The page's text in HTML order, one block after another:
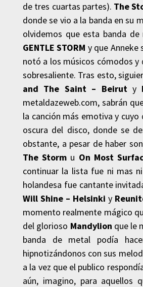
de tres cuartas partes). The
donde se vio a la banda en su
olvidemos que esta banda
GENTLE STORM y que Anneke
notó a los músicos cómodos
sobresaliente. Tras esto,
and The Saint – Beiruty
metaldazeweb.com, sabrán
la canción más emotiva y
oscura del disco, donde se
obstante, a pesar de haber
The Storm u On Most
continuar la lista fue ni mas
holandesa fue cantante
Will Shine – Helsinki y
momento realmente mágico
del glorioso Mandylion que le
banda de metal podía
hipnotizándonos con sus
a la vez que el publico
aún, imagino, para aquellos